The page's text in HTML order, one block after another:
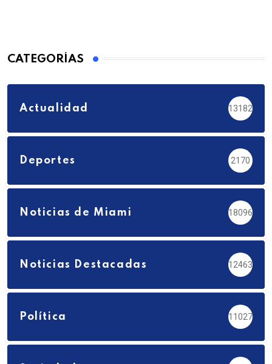
CATEGORÍAS
Actualidad 13182
Deportes 2170
Noticias de Miami 18096
Noticias Destacadas 12463
Política 11027